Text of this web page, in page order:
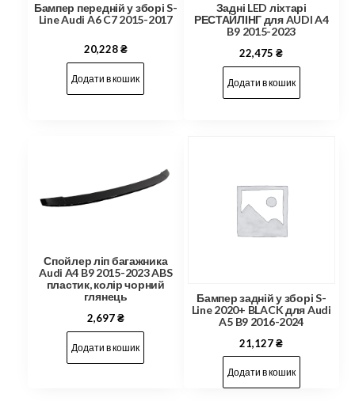
Бампер передній у зборі S-
Line Audi A6 C7 2015-2017
20,228₴
Додати в кошик
Задні LED ліхтарі
РЕСТАЙЛІНГ для AUDI A4
B9 2015-2023
22,475₴
Додати в кошик
Спойлер ліп багажника
Audi A4 B9 2015-2023 ABS
пластик, колір чорний
глянець
2,697₴
Додати в кошик
Бампер задній у зборі S-
Line 2020+ BLACK для Audi
A5 B9 2016-2024
21,127₴
Додати в кошик